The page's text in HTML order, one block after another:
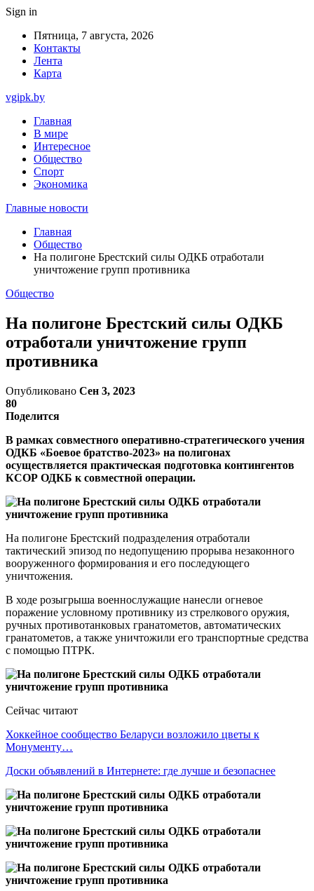
Sign in
Пятница, 7 августа, 2026
Контакты
Лента
Карта
vgipk.by
Главная
В мире
Интересное
Общество
Спорт
Экономика
Главные новости
Главная
Общество
На полигоне Брестский силы ОДКБ отработали
уничтожение групп противника
Общество
На полигоне Брестский силы ОДКБ
отработали уничтожение групп
противника
Опубликовано Сен 3, 2023
80
Поделится
В рамках совместного оперативно-стратегического учения
ОДКБ «Боевое братство-2023» на полигонах
осуществляется практическая подготовка контингентов
КСОР ОДКБ к совместной операции.
На полигоне Брестский подразделения отработали
тактический эпизод по недопущению прорыва незаконного
вооруженного формирования и его последующего
уничтожения.
В ходе розыгрыша военнослужащие нанесли огневое
поражение условному противнику из стрелкового оружия,
ручных противотанковых гранатометов, автоматических
гранатометов, а также уничтожили его транспортные средства
с помощью ПТРК.
Сейчас читают
Хоккейное сообщество Беларуси возложило цветы к
Монументу…
Доски объявлений в Интернете: где лучше и безопаснее